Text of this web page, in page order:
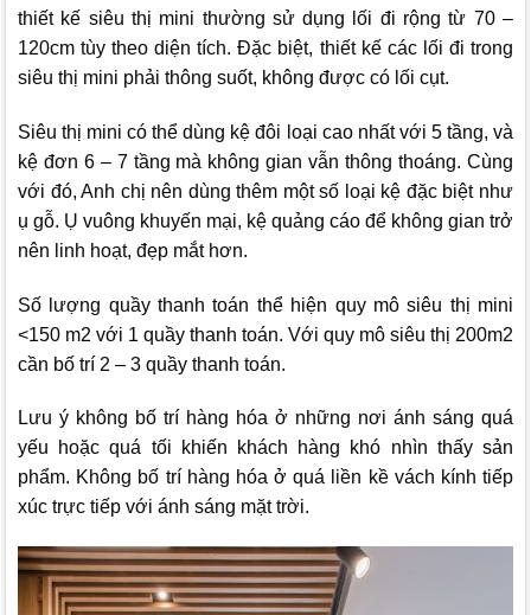
thiết kế siêu thị mini thường sử dụng lối đi rộng từ 70 –
120cm tùy theo diện tích. Đặc biệt, thiết kế các lối đi trong
siêu thị mini phải thông suốt, không được có lối cụt.
Siêu thị mini có thể dùng kệ đôi loại cao nhất với 5 tầng, và
kệ đơn 6 – 7 tầng mà không gian vẫn thông thoáng. Cùng
với đó, Anh chị nên dùng thêm một số loại kệ đặc biệt như
ụ gỗ. Ụ vuông khuyến mại, kệ quảng cáo để không gian trở
nên linh hoạt, đẹp mắt hơn.
Số lượng quầy thanh toán thể hiện quy mô siêu thị mini
<150 m2 với 1 quầy thanh toán. Với quy mô siêu thị 200m2
cần bố trí 2 – 3 quầy thanh toán.
Lưu ý không bố trí hàng hóa ở những nơi ánh sáng quá
yếu hoặc quá tối khiến khách hàng khó nhìn thấy sản
phẩm. Không bố trí hàng hóa ở quá liền kề vách kính tiếp
xúc trực tiếp với ánh sáng mặt trời.